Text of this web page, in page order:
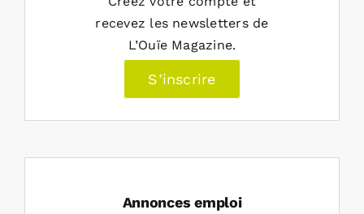
recevez les newsletters de
L’Ouïe Magazine.
S’inscrire
Annonces emploi